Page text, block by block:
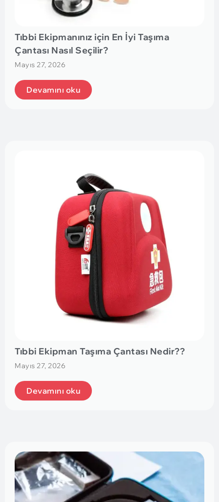
Tıbbi Ekipmanınız için En İyi Taşıma
Çantası Nasıl Seçilir?
Mayıs 27, 2026
Devamını oku
Tıbbi Ekipman Taşıma Çantası Nedir??
Mayıs 27, 2026
Devamını oku